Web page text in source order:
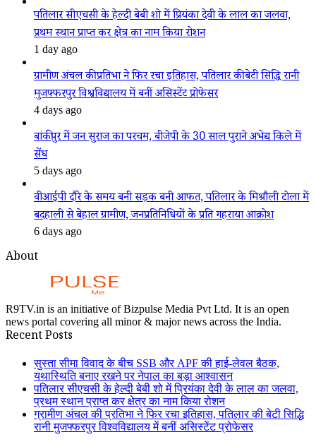
पतिलार सीएचसी के हेल्दी बेबी शो में प्रियंका देवी के लाल का जलवा,
प्रथम स्थान प्राप्त कर क्षेत्र का नाम किया रोशन
1 day ago
ग्रामीण अंचल की प्रतिभा ने फिर रचा इतिहास, पतिलार की बेटी सिद्धि रानी
मुजफ्फरपुर विश्वविद्यालय में बनीं असिस्टेंट प्रोफेसर
4 days ago
बांकीपुर में जन सुराज का परचम, बीजेपी के 30 साल पुराने अभेद्य किले में
सेंध
5 days ago
वीआईपी दौरे के समय बनी सड़क बनी आफत, पतिलार के मिश्रौली टोला में
बदहाली से बेहाल ग्रामीण, जनप्रतिनिधियों के प्रति गहराया आक्रोश
6 days ago
About
R9TV.in is an initiative of Bizpulse Media Pvt Ltd. It is an open
news portal covering all minor & major news across the India.
Recent Posts
सुस्ता सीमा विवाद के बीच SSB और APF की हाई-लेवल बैठक,
यथास्थिति बनाए रखने पर नेपाल का बड़ा आश्वासन
पतिलार सीएचसी के हेल्दी बेबी शो में प्रियंका देवी के लाल का जलवा,
प्रथम स्थान प्राप्त कर क्षेत्र का नाम किया रोशन
ग्रामीण अंचल की प्रतिभा ने फिर रचा इतिहास, पतिलार की बेटी सिद्धि
रानी मुजफ्फरपुर विश्वविद्यालय में बनीं असिस्टेंट प्रोफेसर